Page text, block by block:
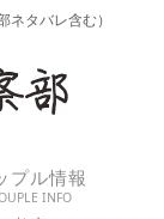
タバレ含む）
プル情報
INFO